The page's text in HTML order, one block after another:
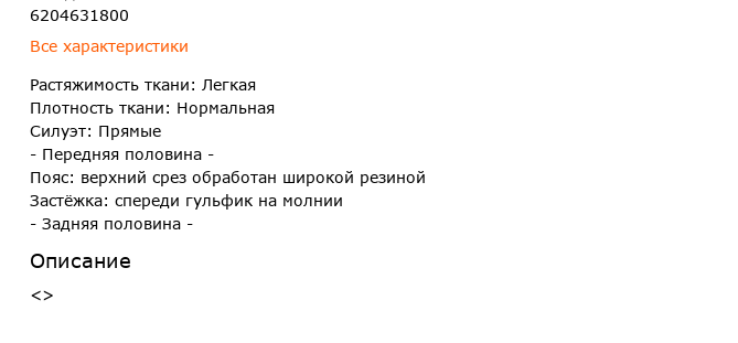
6204631800
Все характеристики
Растяжимость ткани: Легкая
Плотность ткани: Нормальная
Силуэт: Прямые
- Передняя половина -
Пояс: верхний срез обработан широкой резиной
Застёжка: спереди гульфик на молнии
- Задняя половина -
Описание
<>